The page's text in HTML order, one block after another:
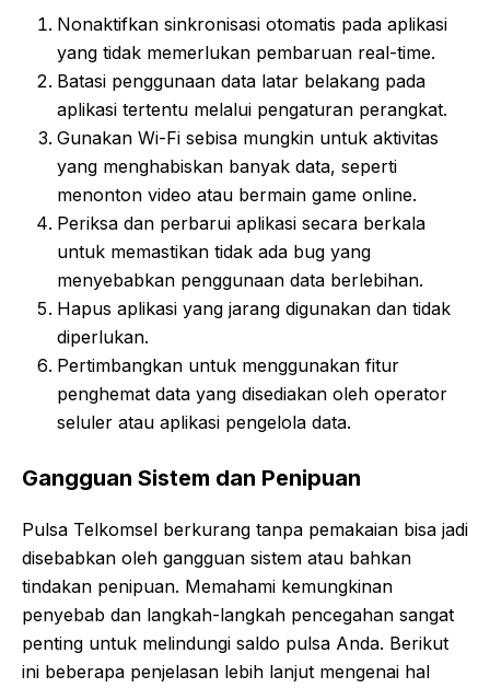
Nonaktifkan sinkronisasi otomatis pada aplikasi
yang tidak memerlukan pembaruan real-time.
Batasi penggunaan data latar belakang pada
aplikasi tertentu melalui pengaturan perangkat.
Gunakan Wi-Fi sebisa mungkin untuk aktivitas
yang menghabiskan banyak data, seperti
menonton video atau bermain game online.
Periksa dan perbarui aplikasi secara berkala
untuk memastikan tidak ada bug yang
menyebabkan penggunaan data berlebihan.
Hapus aplikasi yang jarang digunakan dan tidak
diperlukan.
Pertimbangkan untuk menggunakan fitur
penghemat data yang disediakan oleh operator
seluler atau aplikasi pengelola data.
Gangguan Sistem dan Penipuan
Pulsa Telkomsel berkurang tanpa pemakaian bisa jadi
disebabkan oleh gangguan sistem atau bahkan
tindakan penipuan. Memahami kemungkinan
penyebab dan langkah-langkah pencegahan sangat
penting untuk melindungi saldo pulsa Anda. Berikut
ini beberapa penjelasan lebih lanjut mengenai hal